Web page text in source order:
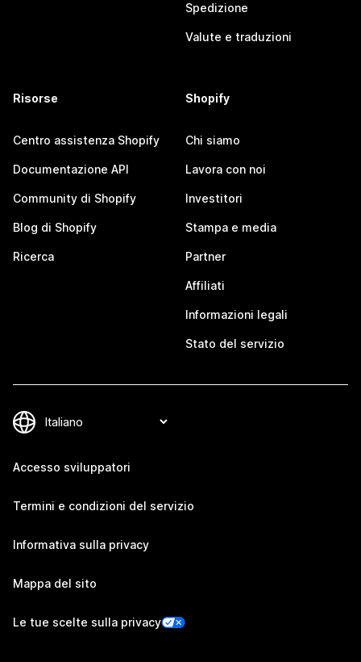
Spedizione
Valute e traduzioni
Risorse
Centro assistenza Shopify
Documentazione API
Community di Shopify
Blog di Shopify
Ricerca
Shopify
Chi siamo
Lavora con noi
Investitori
Stampa e media
Partner
Affiliati
Informazioni legali
Stato del servizio
Accesso sviluppatori
Termini e condizioni del servizio
Informativa sulla privacy
Mappa del sito
Le tue scelte sulla privacy